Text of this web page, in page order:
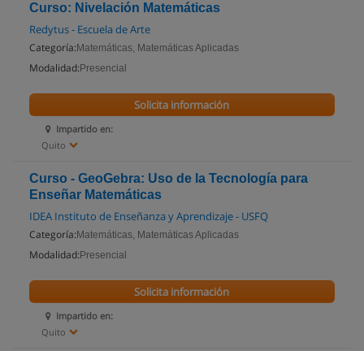
Curso: Nivelación Matemáticas
Redytus - Escuela de Arte
Categoría: Matemáticas, Matemáticas Aplicadas
Modalidad: Presencial
Impartido en:
Quito
Solicita información
Curso - GeoGebra: Uso de la Tecnología para
Enseñar Matemáticas
IDEA Instituto de Enseñanza y Aprendizaje - USFQ
Categoría: Matemáticas, Matemáticas Aplicadas
Modalidad: Presencial
Impartido en:
Quito
Solicita información